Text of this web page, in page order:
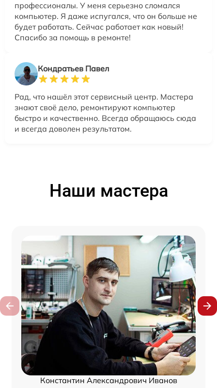
профессионалы. У меня серьезно сломался
компьютер. Я даже испугался, что он больше не
будет работать. Сейчас работает как новый!
Спасибо за помощь в ремонте!
Кондратьев Павел
Рад, что нашёл этот сервисный центр. Мастера
знают своё дело, ремонтируют компьютер
быстро и качественно. Всегда обращаюсь сюда
и всегда доволен результатом.
Наши мастера
Константин Александрович Иванов